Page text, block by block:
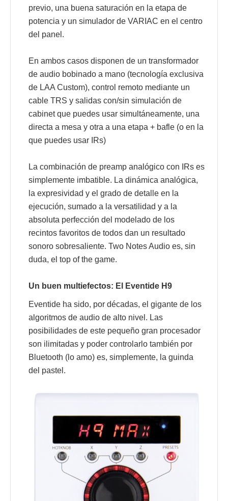
previo, una buena saturación en la etapa de
potencia y un simulador de VARIAC en el centro
del panel.
En ambos casos disponen de un transformador
de audio bobinado a mano (tecnología exclusiva
de LAA Custom), control remoto mediante un
cable TRS y salidas con/sin simulación de
cabinet que puedes usar simultáneamente, una
directa a mesa y otra a una etapa + bafle (o en la
que puedes usar IRs)
La combinación de preamp analógico con IRs es
simplemente imbatible. La dinámica analógica,
la expresividad y el grado de detalle en la
ejecución, sumado a la versatilidad y a la
absoluta perfección del modelado de los
recintos favoritos de todos dan un resultado
sonoro sobresaliente. Two Notes Audio es, sin
duda, el top of the game.
Un buen multiefectos: El Eventide H9
Eventide ha sido, por décadas, el gigante de los
algoritmos de audio de alto nivel. Las
posibilidades de este pequeño gran procesador
son ilimitadas y poder controlarlo también por
Bluetooth (lo amo) es, simplemente, la guinda
del pastel.